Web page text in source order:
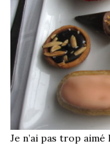
Je n’ai pas trop